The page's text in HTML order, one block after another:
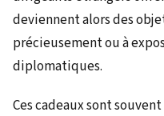
deviennent alors des
précieusement ou à
diplomatiques.
Ces cadeaux sont